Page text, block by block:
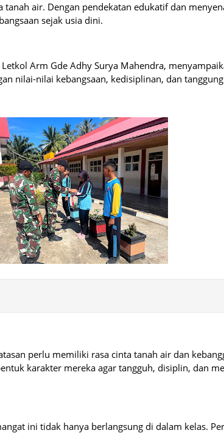
air. Dengan pendekatan edukatif dan
sejak usia dini.
Arm Gde Adhy Surya Mahendra,
nilai-nilai kebangsaan, kedisiplinan, dan
perlu memiliki rasa cinta tanah air dan
karakter mereka agar tangguh, disiplin, dan
ini tidak hanya berlangsung di dalam kelas.